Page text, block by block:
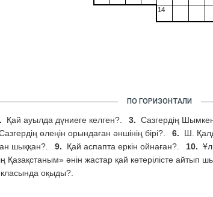
14
ПО ГОРИЗОНТАЛИ
Қай ауылда дүниеге келген?. 3. Сазгердің
өлеңін орындаған әншінің бірі?. 6. Ш.
шыққан?. 9. Қай аспапта еркін ойнаған?. 10.
әнін жастар қай көтерілісте айтып
класында оқыды?.